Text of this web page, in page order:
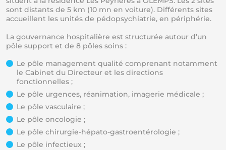
sont distants de 5 km (10 mn en voiture). Différents sites
accueillent les unités de pédopsychiatrie, en périphérie.
La gouvernance hospitalière est structurée autour d’un
pôle support et de 8 pôles soins :
Le pôle management qualité comprenant notamment
le Cabinet du Directeur et les directions
fonctionnelles ;
Le pôle urgences, réanimation, imagerie médicale ;
Le pôle vasculaire ;
Le pôle oncologie ;
Le pôle chirurgie-hépato-gastroentérologie ;
Le pôle infectieux ;